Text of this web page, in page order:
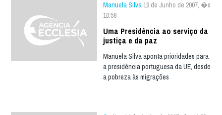
Manuela Silva 19 de Junho de 2007, �s
10:58
Uma Presidência ao serviço da
justiça e da paz
Manuela Silva aponta prioridades para
a presidência portuguesa da UE, desde
a pobreza às migrações